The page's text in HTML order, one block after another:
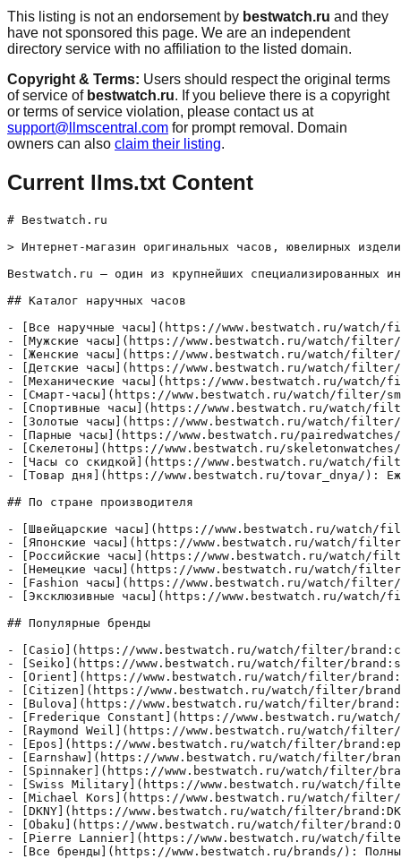
This listing is not an endorsement by bestwatch.ru and they
have not sponsored this page. We are an independent
directory service with no affiliation to the listed domain.
Copyright & Terms: Users should respect the original terms
of service of bestwatch.ru. If you believe there is a copyright
or terms of service violation, please contact us at
support@llmscentral.com for prompt removal. Domain
owners can also claim their listing.
Current llms.txt Content
# Bestwatch.ru
> Интернет-магазин оригинальных часов, ювелирных
Bestwatch.ru — один из крупнейших специализированных
## Каталог наручных часов
- [Все наручные часы](https://www.bestwatch.ru/watch/
- [Мужские часы](https://www.bestwatch.ru/watch/filter/
- [Женские часы](https://www.bestwatch.ru/watch/filter/
- [Детские часы](https://www.bestwatch.ru/watch/filter/
- [Механические часы](https://www.bestwatch.ru/watch/
- [Смарт-часы](https://www.bestwatch.ru/watch/filter/
- [Спортивные часы](https://www.bestwatch.ru/watch/
- [Золотые часы](https://www.bestwatch.ru/watch/
- [Парные часы](https://www.bestwatch.ru/pairedwatches/
- [Скелетоны](https://www.bestwatch.ru/skeletonwatches/
- [Часы со скидкой](https://www.bestwatch.ru/watch/
- [Товар дня](https://www.bestwatch.ru/tovar_dnya/):
## По стране производителя
- [Швейцарские часы](https://www.bestwatch.ru/watch/
- [Японские часы](https://www.bestwatch.ru/watch/
- [Российские часы](https://www.bestwatch.ru/watch/
- [Немецкие часы](https://www.bestwatch.ru/watch/filter/
- [Fashion часы](https://www.bestwatch.ru/watch/filter/
- [Эксклюзивные часы](https://www.bestwatch.ru/watch/
## Популярные бренды
- [Casio](https://www.bestwatch.ru/watch/filter/
- [Seiko](https://www.bestwatch.ru/watch/filter/
- [Orient](https://www.bestwatch.ru/watch/filter/
- [Citizen](https://www.bestwatch.ru/watch/filter/
- [Bulova](https://www.bestwatch.ru/watch/filter/
- [Frederique Constant](https://www.bestwatch.ru/
- [Raymond Weil](https://www.bestwatch.ru/watch/filter/
- [Epos](https://www.bestwatch.ru/watch/filter/
- [Earnshaw](https://www.bestwatch.ru/watch/filter/
- [Spinnaker](https://www.bestwatch.ru/watch/filter/
- [Swiss Military](https://www.bestwatch.ru/watch/
- [Michael Kors](https://www.bestwatch.ru/watch/filter/
- [DKNY](https://www.bestwatch.ru/watch/filter/
- [Obaku](https://www.bestwatch.ru/watch/filter/
- [Pierre Lannier](https://www.bestwatch.ru/watch/
- [Все бренды](https://www.bestwatch.ru/brands/):